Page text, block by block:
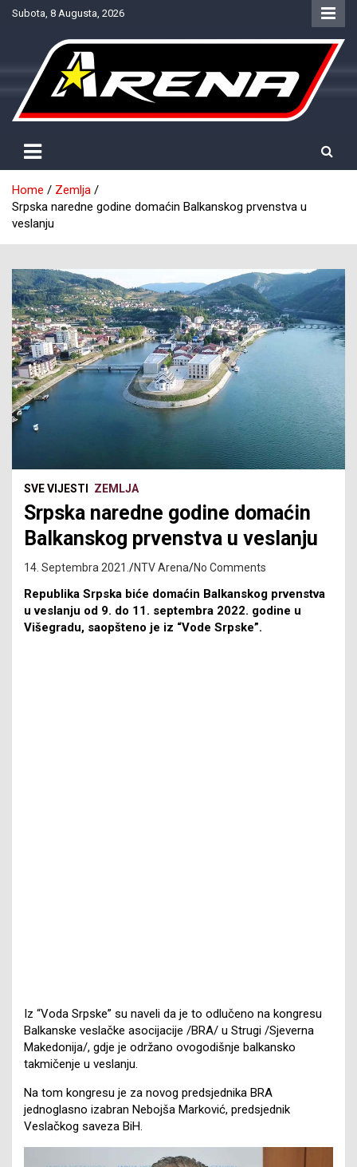
SkipSubota, 8 Augusta, 2026
NTV Arena
Home
Zemlja
Srpska naredne godine domaćin Balkanskog prvenstva u
veslanju
SVE VIJESTI ZEMLJA
Srpska naredne godine domaćin
Balkanskog prvenstva u veslanju
14. Septembra 2021. NTV Arena No Comments
Republika Srpska biće domaćin Balkanskog prvenstva
u veslanju od 9. do 11. septembra 2022. godine u
Višegradu, saopšteno je iz “Vode Srpske”.
Iz “Voda Srpske” su naveli da je to odlučeno na kongresu
Balkanske veslačke asocijacije /BRA/ u Strugi /Sjeverna
Makedonija/, gdje je održano ovogodišnje balkansko
takmičenje u veslanju.
Na tom kongresu je za novog predsjednika BRA
jednoglasno izabran Nebojša Marković, predsjednik
Veslačkog saveza BiH.